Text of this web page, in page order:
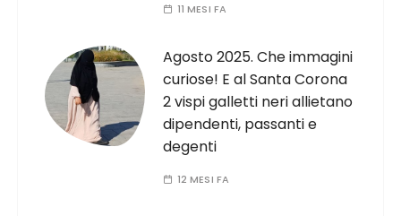
11 MESI FA
Agosto 2025. Che immagini
curiose! E al Santa Corona
2 vispi galletti neri allietano
dipendenti, passanti e
degenti
12 MESI FA